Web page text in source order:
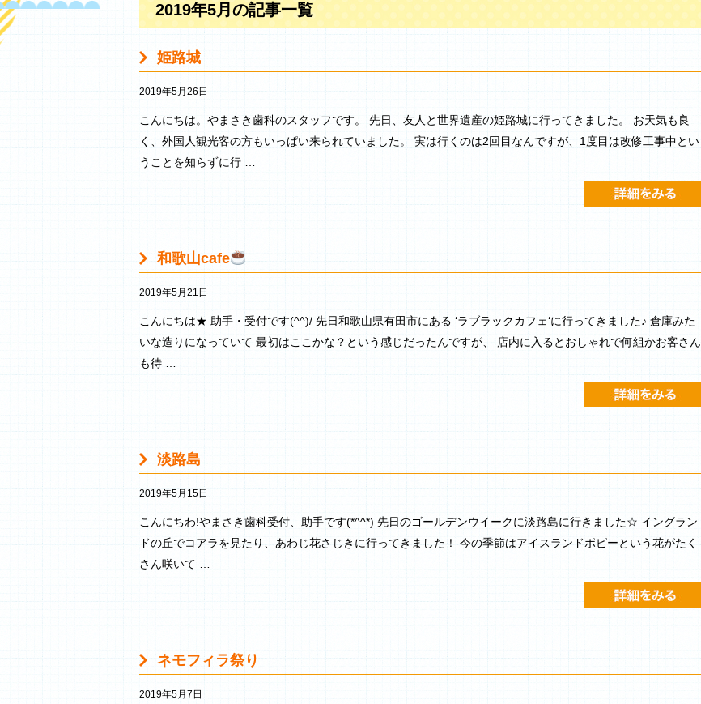
2019年5月の記事一覧
姫路城
2019年5月26日
こんにちは。やまさき歯科のスタッフです。 先日、友人と世界遺産の姫路城に行ってきました。 お天気も良
く、外国人観光客の方もいっぱい来られていました。 実は行くのは2回目なんですが、1度目は改修工事中とい
うことを知らずに行 …
和歌山cafe
2019年5月21日
こんにちは★ 助手・受付です(^^)/ 先日和歌山県有田市にある ‘ラブラックカフェ‘に行ってきました♪ 倉庫みた
いな造りになっていて 最初はここかな？という感じだったんですが、 店内に入るとおしゃれで何組かお客さん
も待 …
淡路島
2019年5月15日
こんにちわ!やまさき歯科受付、助手です(*^^*) 先日のゴールデンウイークに淡路島に行きました☆ イングラン
ドの丘でコアラを見たり、あわじ花さじきに行ってきました！ 今の季節はアイスランドポピーという花がたく
さん咲いて …
ネモフィラ祭り
2019年5月7日